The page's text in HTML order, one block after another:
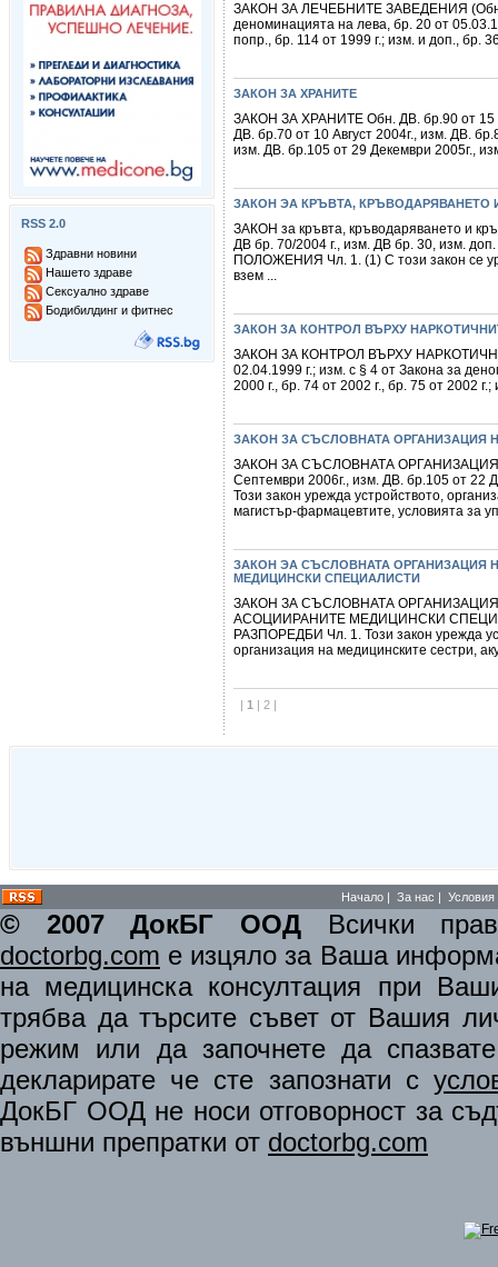
RSS 2.0
Здравни новини
Нашето здраве
Сексуално здраве
Бодибилдинг и фитнес
ЗАКОН ЗА ЛЕЧЕБНИТЕ ЗАВЕДЕНИЯ (Обн.,
деноминацията на лева, бр. 20 от
попр., бр. 114 от 1999 г.; изм. и доп., бр.
ЗАКОН ЗА ХРАНИТЕ
ЗАКОН ЗА ХРАНИТЕ Обн. ДВ. бр.90 от 15
ДВ. бр.70 от 10 Август 2004г., изм. ДВ.
изм. ДВ. бр.105 от 29 Декември 2005г.,
ЗАКОН ЭА КРЪВТА, КРЪВОДАРЯВАНЕТО
ЗАКОН за кръвта, кръводаряването и
ДВ бр. 70/2004 г., изм. ДВ бр. 30, изм.
ПОЛОЖЕНИЯ Чл. 1. (1) С този закон се
взем ...
ЗАКОН ЗА КОНТРОЛ ВЪРХУ
ЗАКОН ЗА КОНТРОЛ ВЪРХУ
02.04.1999 г.; изм. с § 4 от Закона за
2000 г., бр. 74 от 2002 г., бр. 75 от 2002
ЗAKOН ЗА СЪСЛОВНАТА ОРГАНИЗАЦИЯ
ЗАКОН ЗА СЪСЛОВНАТА
Септември 2006г., изм. ДВ. бр.105 от
Този закон урежда устройството,
магистър-фармацевтите, условията за
ЗАКОН ЭА СЪСЛОВНАТА ОРГАНИЗАЦИЯ
МЕДИЦИНСКИ СПЕЦИАЛИСТИ
ЗАКОН ЗА СЪСЛОВНАТА
АСОЦИИРАНИТЕ МЕДИЦИНСКИ
РАЗПОРЕДБИ Чл. 1. Този закон урежда
организация на медицинските сестри,
| 1 | 2 |
Начало | За нас | Условия
© 2007 ДокБГ ООД Всички
doctorbg.com е изцяло за Ваша
на медицинска консултация при
трябва да търсите съвет от Вашия
режим или да започнете да
декларирате че сте запознати с
ДокБГ ООД не носи отговорност за
външни препратки от doctorbg.com